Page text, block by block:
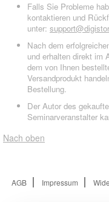
Falls Sie Probleme
kontaktieren und
unter:
Nach dem
und erhalten direkt im
dem von Ihnen
Versandprodukt
Bestellung.
Der Autor des
Seminarveranstalter
Nach oben
AGB Impressum